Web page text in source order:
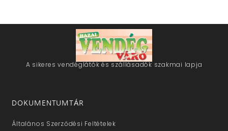
A sikeres vendéglátók és szállásadók szakmai lapja
DOKUMENTUMTÁR
Általános Szerződési Feltételek